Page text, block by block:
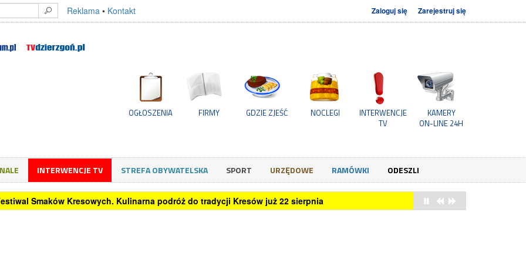
Reklama • Kontakt Zaloguj się Zarejestruj się
OGŁOSZENIA FIRMY GDZIE ZJEŚĆ NOCLEGI
INTERWENCJE
TV
KAMERY
ON-LINE 24H
INTERWENCJE TV STREFA OBYWATELSKA SPORT URZĘDOWE RAMÓWKI ODESZLI
Smaków Kresowych. Kulinarna podróż do tradycji Kresów już 22 sierpnia